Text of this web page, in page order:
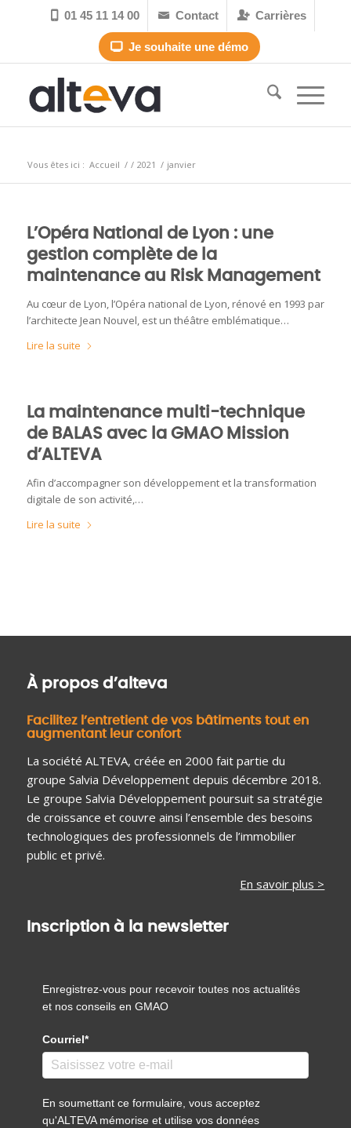
 01 45 11 14 00  Contact Carrières
Je souhaite une démo
Vous êtes ici : Accueil / / 2021 / janvier
L’Opéra National de Lyon : une
gestion complète de la
maintenance au Risk Management
Au cœur de Lyon, l’Opéra national de Lyon, rénové en 1993 par
l’architecte Jean Nouvel, est un théâtre emblématique…
Lire la suite
La maintenance multi-technique
de BALAS avec la GMAO Mission
d’ALTEVA
Afin d’accompagner son développement et la transformation
digitale de son activité,…
Lire la suite
À propos d’alteva
Facilitez l’entretient de vos bâtiments tout en
augmentant leur confort
La société ALTEVA, créée en 2000 fait partie du
groupe Salvia Développement depuis décembre 2018.
Le groupe Salvia Développement poursuit sa stratégie
de croissance et couvre ainsi l’ensemble des besoins
technologiques des professionnels de l’immobilier
public et privé.
En savoir plus >
Inscription à la newsletter
Enregistrez-vous pour recevoir toutes nos actualités
et nos conseils en GMAO
Courriel*
En soumettant ce formulaire, vous acceptez
qu'ALTEVA mémorise et utilise vos données